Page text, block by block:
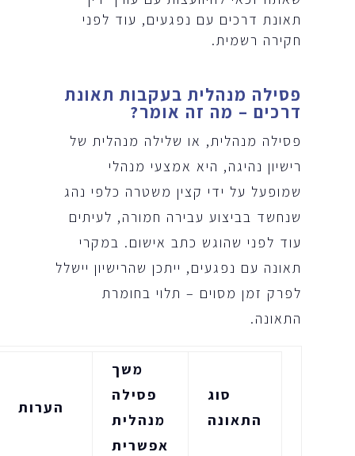
תאונת דרכים עם נפגעים, עוד לפני
חקירה רשמית.
פסילה מנהלית בעקבות תאונת
דרכים – מה זה אומר?
פסילה מנהלית, או שלילה מנהלית של
רישיון נהיגה, היא אמצעי מנהלי
שמופעל על ידי קצין משטרה כלפי נהג
שנחשד בביצוע עבירה חמורה, לעיתים
עוד לפני שהוגש כתב אישום. במקרי
תאונה עם נפגעים, ייתכן שהרישיון יישלל
לפרק זמן מסוים – תלוי בחומרת
התאונה.
סוג
התאונה
משך
פסילה
מנהלית
אפשרית
הערות